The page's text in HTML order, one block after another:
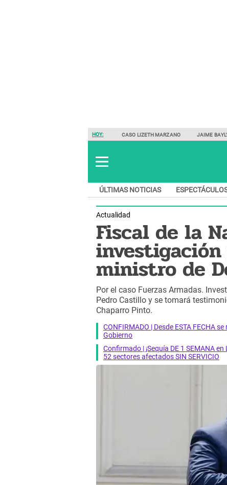
HOY: CASO LIZETH MARZANO JAIME
ÚLTIMAS NOTICIAS
Actualidad
Fiscal de la
ministro de
Por el caso Fuerzas Armadas.
Pedro Castillo y se tomará
Chaparro Pinto.
CONFIRMADO | Desde ESTA FECHA
Gobierno
Confirmado | ¡Sequía DE 1 SEMANA
52 sectores afectados SIN SERVICIO